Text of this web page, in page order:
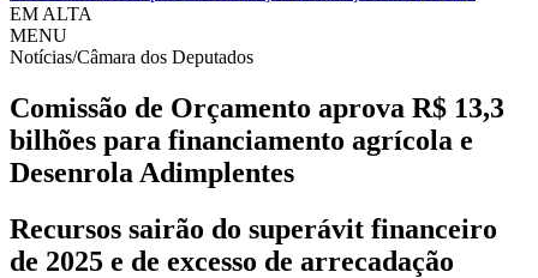
EM ALTA
MENU
Notícias/Câmara dos Deputados
Comissão de Orçamento aprova R$ 13,3
bilhões para financiamento agrícola e
Desenrola Adimplentes
Recursos sairão do superávit financeiro
de 2025 e de excesso de arrecadação